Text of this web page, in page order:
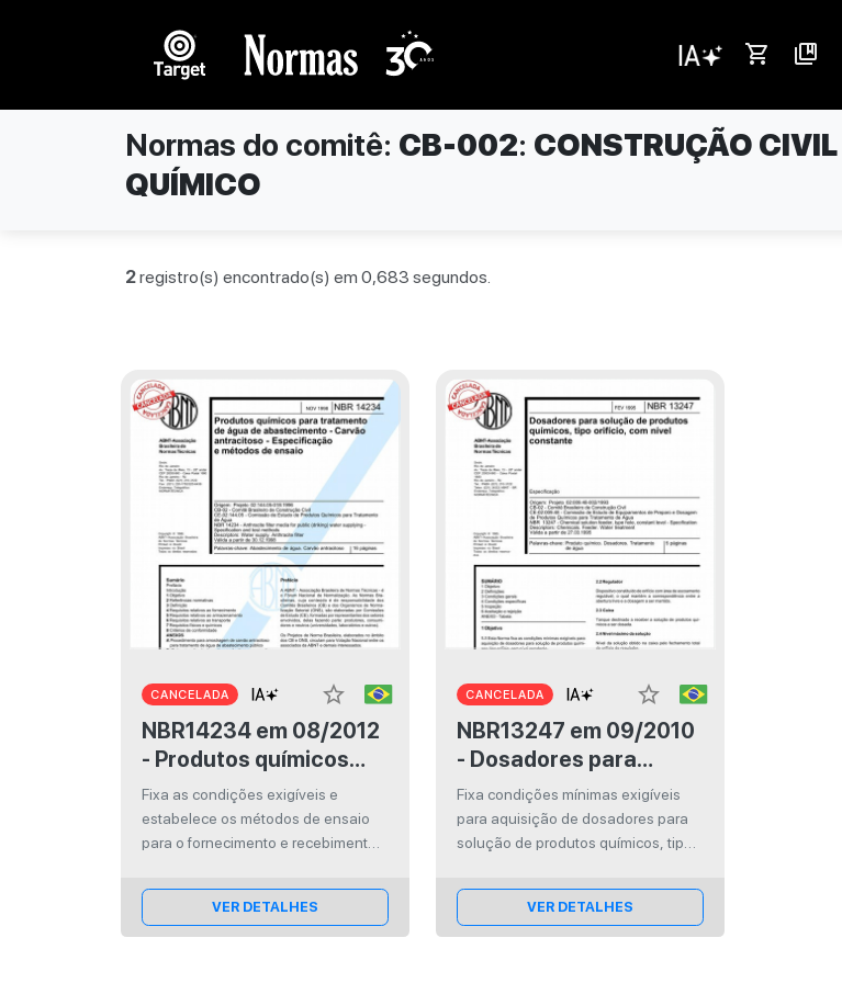
shopping_cart collections_bookmark
Normas do comitê: CB-002: CONSTRUÇÃO CIVIL
QUÍMICO
2registro(s) encontrado(s) em 0,683 segundos.
CANCELADA
star_border
NBR14234 em 08/2012
- Produtos químicos
para tratamento de
água de
abastecimento -
Especificação e
método de ensaio
Fixa as condições exigíveis e
estabelece os métodos de ensaio
para o fornecimento e recebimento
tratamento de água de
abastecimento público.
VER DETALHES
CANCELADA
star_border
NBR13247 em 09/2010
- Dosadores para
solução de produtos
químicos, tipo orifício,
com nível constante
Fixa condições mínimas exigíveis
para aquisição de dosadores para
solução de produtos químicos, tipo
VER DETALHES